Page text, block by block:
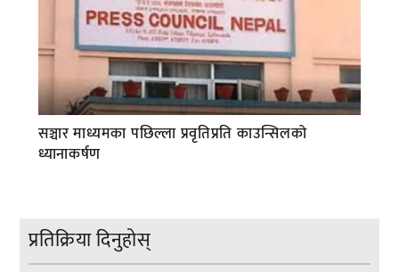
सञ्चार माध्यमका पछिल्ला प्रवृतिप्रति काउन्सिलको
ध्यानाकर्षण
प्रतिक्रिया दिनुहोस्